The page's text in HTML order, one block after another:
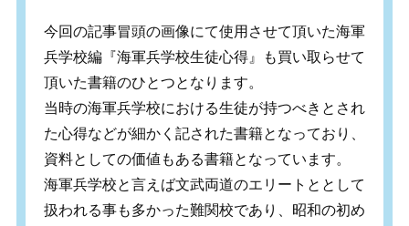
今回の記事冒頭の画像にて使用させて頂いた海軍
兵学校編『海軍兵学校生徒心得』も買い取らせて
頂いた書籍のひとつとなります。
当時の海軍兵学校における生徒が持つべきとされ
た心得などが細かく記された書籍となっており、
資料としての価値もある書籍となっています。
海軍兵学校と言えば文武両道のエリートととして
扱われる事も多かった難関校であり、昭和の初め